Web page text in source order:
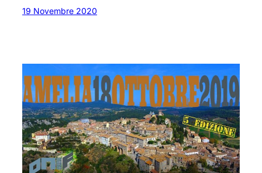
19 Novembre 2020